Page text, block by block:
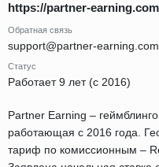
https://partner-earning.com
Обратная связь
support@partner-earning.com
Статус
Работает 9 лет (с 2016)
Partner Earning –
работающая с 2016 года.
тариф по комиссионным –